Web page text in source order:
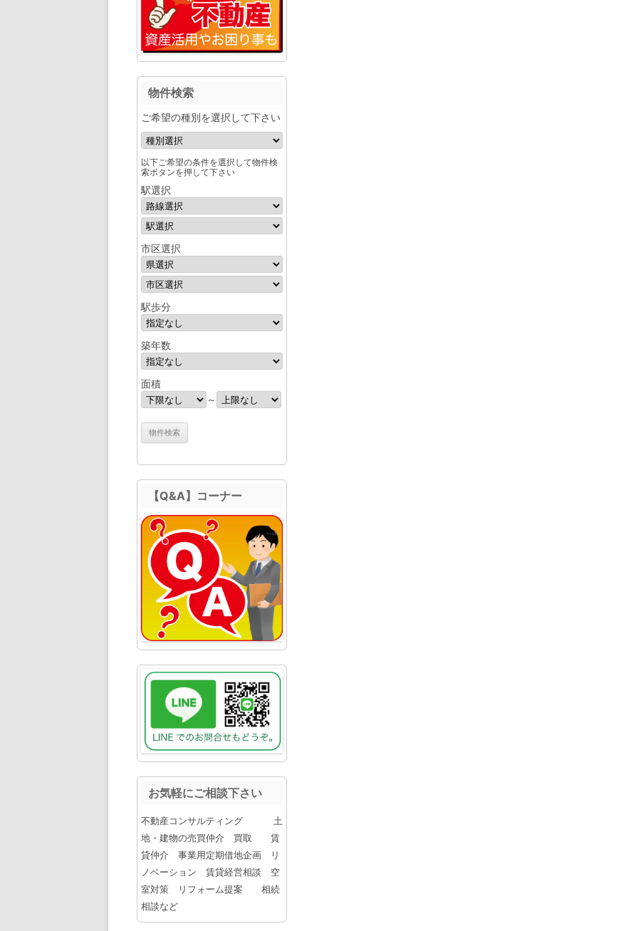
物件検索
ご希望の種別を選択して下さい
以下ご希望の条件を選択して物件検
索ボタンを押して下さい
駅選択
市区選択
駅歩分
築年数
面積
～
【Q&A】コーナー
お気軽にご相談下さい
不動産コンサルティング 土
地・建物の売買仲介 買取 賃
貸仲介 事業用定期借地企画 リ
ノベーション 賃貸経営相談 空
室対策 リフォーム提案 相続
相談など